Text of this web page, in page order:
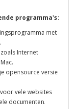
programma's:
met
Internet
opensource versie
vele websites
documenten.